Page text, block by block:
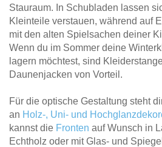
Stauraum. In Schubladen lassen
Kleinteile verstauen, während auf
mit den alten Spielsachen deiner
Wenn du im Sommer deine
lagern möchtest, sind
Daunenjacken von Vorteil.
Für die optische Gestaltung steht
an Holz-, Uni- und
kannst die Fronten auf Wunsch in
Echtholz oder mit Glas- und